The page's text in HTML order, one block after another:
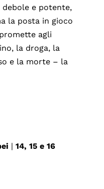
debole e potente,
la posta in gioco
agli
la droga, la
e la morte – la
| 14, 15 e 16